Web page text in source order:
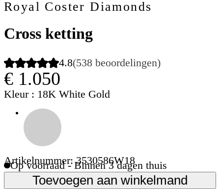
Royal Coster Diamonds
Cross ketting
4.8(538 beoordelingen)
€ 1.050
Kleur : 18K White Gold
Artikelnummer: 3530586W18
Op voorraad - Binnen 3 dagen thuis
Toevoegen aan winkelmand